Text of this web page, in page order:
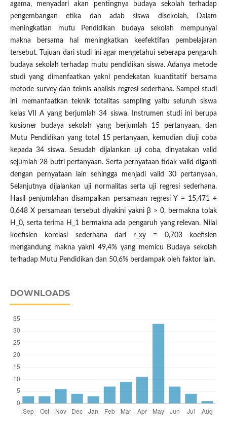
agama, menyadari akan pentingnya budaya sekolah terhadap
pengembangan etika dan adab siswa disekolah, Dalam
meningkatlan mutu Pendidikan budaya sekolah mempunyai
makna bersama hal meningkatkan keefektifan pembelajaran
tersebut. Tujuan dari studi ini agar mengetahui seberapa pengaruh
budaya sekolah terhadap mutu pendidikan siswa. Adanya metode
studi yang dimanfaatkan yakni pendekatan kuantitatif bersama
metode survey dan teknis analisis regresi sederhana. Sampel studi
ini memanfaatkan teknik totalitas sampling yaitu seluruh siswa
kelas VII A yang berjumlah 34 siswa. Instrumen studi ini berupa
kusioner budaya sekolah yang berjumlah 15 pertanyaan, dan
Mutu Pendidikan yang total 15 pertanyaan, kemudian diuji coba
kepada 34 siswa. Sesudah dijalankan uji coba, dinyatakan valid
sejumlah 28 butri pertanyaan. Serta pernyataan tidak valid diganti
dengan pernyataan lain sehingga menjadi valid 30 pertanyaan,
Selanjutnya dijalankan uji normalitas serta uji regresi sederhana.
Hasil penjumlahan disampaikan persamaan regresi Y = 15,471 +
0,648 X persamaan tersebut diyakini yakni ꞵ > 0, bermakna tolak
H_0, serta terima H_1 bermakna ada pengaruh yang relevan. Nilai
koefisien korelasi sederhana dari r_xy = 0,703 koefisien
mengandung makna yakni 49,4% yang memicu Budaya sekolah
terhadap Mutu Pendidikan dan 50,6% berdampak oleh faktor lain.
DOWNLOADS